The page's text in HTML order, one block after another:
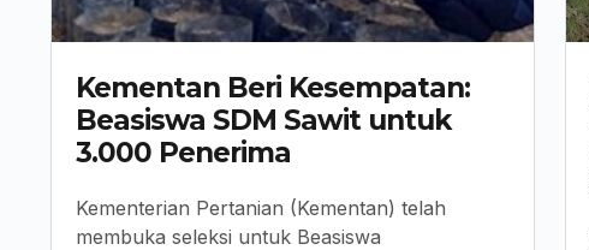
Kementan Beri Kesempatan:
Beasiswa SDM Sawit untuk
3.000 Penerima
Kementerian Pertanian (Kementan) telah
membuka seleksi untuk Beasiswa